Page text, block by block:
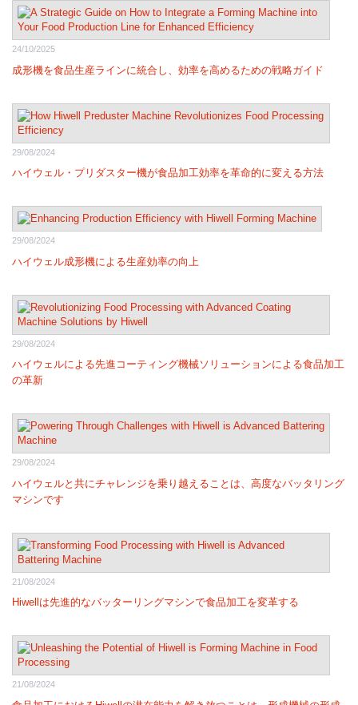
24/10/2025
成形機を食品生産ラインに統合し、効率を高めるための戦略ガイド
29/08/2024
ハイウェル・プリダスター機が食品加工効率を革命的に変える方法
29/08/2024
ハイウェル成形機による生産効率の向上
29/08/2024
ハイウェルによる先進コーティング機械ソリューションによる食品加工
の革新
29/08/2024
ハイウェルと共にチャレンジを乗り越えることは、高度なバッタリング
マシンです
21/08/2024
Hiwellは先進的なバッターリングマシンで食品加工を変革する
21/08/2024